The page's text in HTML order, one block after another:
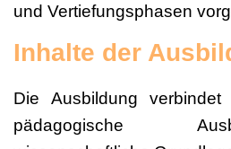
und Vertiefungsphasen
Inhalte der
Die Ausbildung verbindet
pädagogische